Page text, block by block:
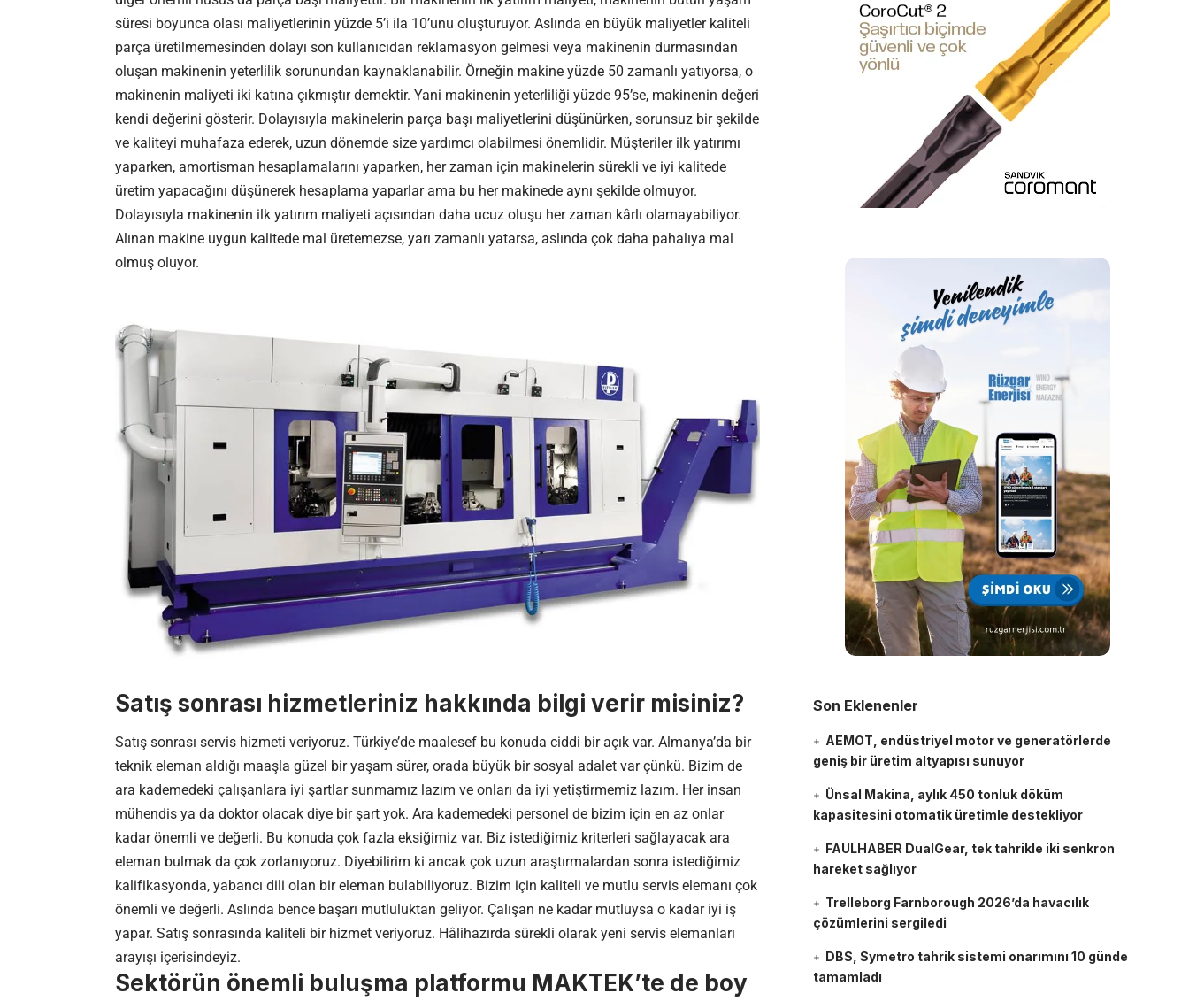
süresi boyunca olası maliyetlerinin yüzde 5’i ila 10’unu oluşturuyor. Aslında en büyük maliyetler kaliteli
parça üretilmemesinden dolayı son kullanıcıdan reklamasyon gelmesi veya makinenin durmasından
oluşan makinenin yeterlilik sorunundan kaynaklanabilir. Örneğin makine yüzde 50 zamanlı yatıyorsa, o
makinenin maliyeti iki katına çıkmıştır demektir. Yani makinenin yeterliliği yüzde 95’se, makinenin değeri
kendi değerini gösterir. Dolayısıyla makinelerin parça başı maliyetlerini düşünürken, sorunsuz bir şekilde
ve kaliteyi muhafaza ederek, uzun dönemde size yardımcı olabilmesi önemlidir. Müşteriler ilk yatırımı
yaparken, amortisman hesaplamalarını yaparken, her zaman için makinelerin sürekli ve iyi kalitede
üretim yapacağını düşünerek hesaplama yaparlar ama bu her makinede aynı şekilde olmuyor.
Dolayısıyla makinenin ilk yatırım maliyeti açısından daha ucuz oluşu her zaman kârlı olamayabiliyor.
Alınan makine uygun kalitede mal üretemezse, yarı zamanlı yatarsa, aslında çok daha pahalıya mal
olmuş oluyor.
Satış sonrası hizmetleriniz hakkında bilgi verir misiniz?
Satış sonrası servis hizmeti veriyoruz. Türkiye’de maalesef bu konuda ciddi bir açık var. Almanya’da bir
teknik eleman aldığı maaşla güzel bir yaşam sürer, orada büyük bir sosyal adalet var çünkü. Bizim de
ara kademedeki çalışanlara iyi şartlar sunmamız lazım ve onları da iyi yetiştirmemiz lazım. Her insan
mühendis ya da doktor olacak diye bir şart yok. Ara kademedeki personel de bizim için en az onlar
kadar önemli ve değerli. Bu konuda çok fazla eksiğimiz var. Biz istediğimiz kriterleri sağlayacak ara
eleman bulmak da çok zorlanıyoruz. Diyebilirim ki ancak çok uzun araştırmalardan sonra istediğimiz
kalifikasyonda, yabancı dili olan bir eleman bulabiliyoruz. Bizim için kaliteli ve mutlu servis elemanı çok
önemli ve değerli. Aslında bence başarı mutluluktan geliyor. Çalışan ne kadar mutluysa o kadar iyi iş
yapar. Satış sonrasında kaliteli bir hizmet veriyoruz. Hâlihazırda sürekli olarak yeni servis elemanları
arayışı içerisindeyiz.
Sektörün önemli buluşma platformu MAKTEK’te de boy
Son Eklenenler
AEMOT, endüstriyel motor ve generatörlerde
geniş bir üretim altyapısı sunuyor
Ünsal Makina, aylık 450 tonluk döküm
kapasitesini otomatik üretimle destekliyor
FAULHABER DualGear, tek tahrikle iki senkron
hareket sağlıyor
Trelleborg Farnborough 2026’da havacılık
çözümlerini sergiledi
DBS, Symetro tahrik sistemi onarımını 10 günde
tamamladı